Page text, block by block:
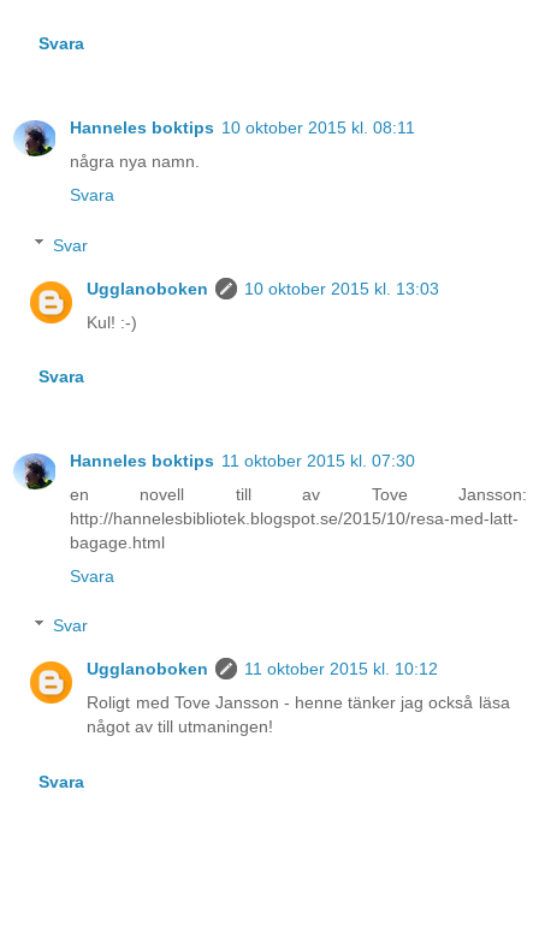
Svara
Hanneles boktips 10 oktober 2015 kl. 08:11
några nya namn.
Svara
Svar
Ugglanoboken
10 oktober 2015 kl. 13:03
Kul! :-)
Svara
Hanneles boktips 11 oktober 2015 kl. 07:30
en novell till av Tove Jansson:
http://hannelesbibliotek.blogspot.se/2015/10/resa-med-latt-
bagage.html
Svara
Svar
Ugglanoboken
11 oktober 2015 kl. 10:12
Roligt med Tove Jansson - henne tänker jag också läsa
något av till utmaningen!
Svara